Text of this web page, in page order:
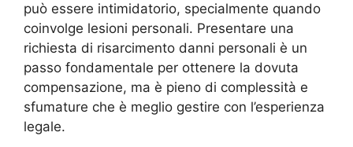
può essere intimidatorio, specialmente quando
coinvolge lesioni personali. Presentare una
richiesta di risarcimento danni personali è un
passo fondamentale per ottenere la dovuta
compensazione, ma è pieno di complessità e
sfumature che è meglio gestire con l’esperienza
legale.